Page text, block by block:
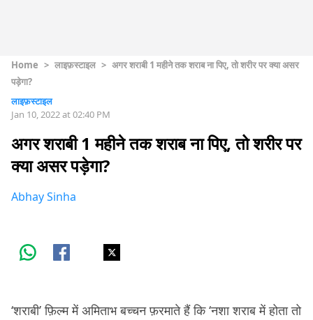
Home > लाइफ़स्टाइल > अगर शराबी 1 महीने तक शराब ना पिए, तो शरीर पर क्या असर
पड़ेगा?
लाइफ़स्टाइल
Jan 10, 2022 at 02:40 PM
अगर शराबी 1 महीने तक शराब ना पिए, तो शरीर पर
क्या असर पड़ेगा?
Abhay Sinha
‘शराबी’ फ़िल्म में अमिताभ बच्चन फ़रमाते हैं कि ‘नशा शराब में होता तो